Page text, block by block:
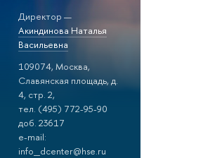
Директор —
Акиндинова Наталья
Васильевна
109074, Москва,
Славянская площадь, д.
4, стр. 2,
тел. (495) 772-95-90
доб. 23617
e-mail:
info_dcenter@hse.ru